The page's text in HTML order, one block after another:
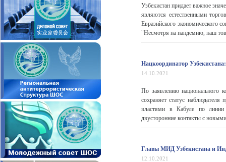
Узбекистан придает важное
являются естественными
Евразийского экономического
"Несмотря на пандемию, наш
Нацкоординатор
14.10.2021
По заявлению национального
сохраняет статус
властями в Кабуле по линии
двусторонние контакты с
Главы МИД Узбекистана и
12.10.2021